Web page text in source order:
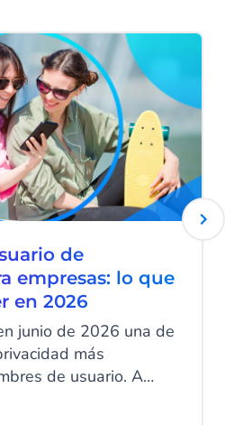
de
empresas: lo que
en 2026
junio de 2026 una de
más
de usuario. A